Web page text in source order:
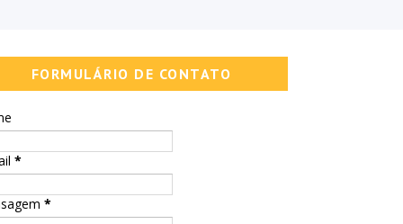
FORMULÁRIO DE CONTATO
*
*